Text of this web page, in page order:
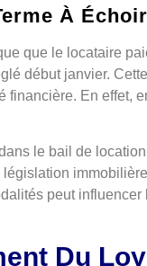
À Échoir
que le locataire
début janvier.
En effet,
le bail de
peut
Du